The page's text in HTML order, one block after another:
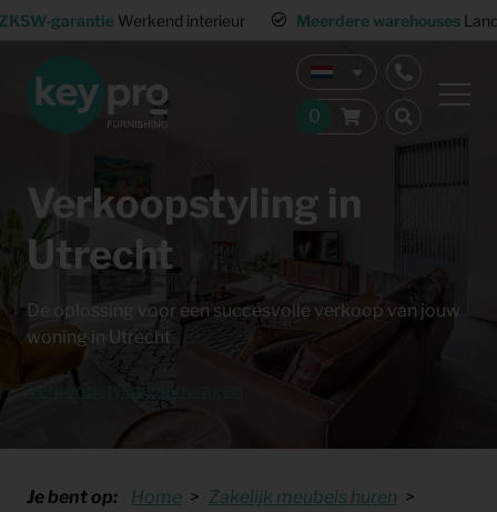
garantie Werkend interieur Meerdere warehouses
Verkoopstyling in
Utrecht
De oplossing voor een succesvolle verkoop van jouw
woning in Utrecht
Verkoopstyling aanvragen
Je bent op: Home
Zakelijk meubels huren